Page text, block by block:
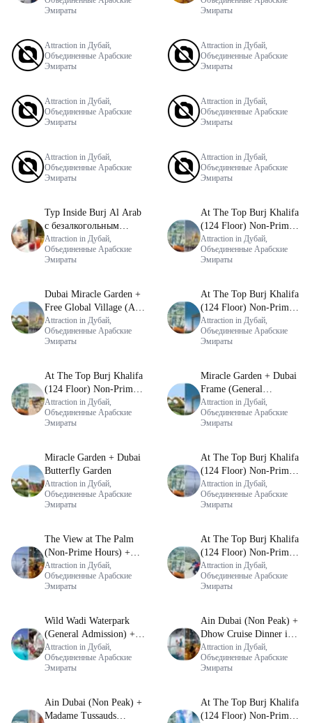
Эмираты
Эмираты
Attraction in Дубай,
Объединенные Арабские
Эмираты
Attraction in Дубай,
Объединенные Арабские
Эмираты
Attraction in Дубай,
Объединенные Арабские
Эмираты
Attraction in Дубай,
Объединенные Арабские
Эмираты
Attraction in Дубай,
Объединенные Арабские
Эмираты
Attraction in Дубай,
Объединенные Арабские
Эмираты
Тур Inside Burj Al Arab
с безалкогольным
напитком
Attraction in Дубай,
Объединенные Арабские
Эмираты
At The Top Burj Khalifa
(124 Floor) Non-Prime
Time + Free Global
Village (Any Day)
Attraction in Дубай,
Объединенные Арабские
Эмираты
Dubai Miracle Garden +
Free Global Village (Any
Day)
Attraction in Дубай,
Объединенные Арабские
Эмираты
At The Top Burj Khalifa
(124 Floor) Non-Prime
Time + Dubai Frame
(General Admission)
Attraction in Дубай,
Объединенные Арабские
Эмираты
At The Top Burj Khalifa
(124 Floor) Non-Prime
Time + Dubai Safari
Bundle
Attraction in Дубай,
Объединенные Арабские
Эмираты
Miracle Garden + Dubai
Frame (General
Admission)
Attraction in Дубай,
Объединенные Арабские
Эмираты
Miracle Garden + Dubai
Butterfly Garden
Attraction in Дубай,
Объединенные Арабские
Эмираты
At The Top Burj Khalifa
(124 Floor) Non-Prime
Time + The View at The
Palm (Non-Prime Hours)
Attraction in Дубай,
Объединенные Арабские
Эмираты
The View at The Palm
(Non-Prime Hours) +
Dhow Cruise Dinner in
Dubai Marina
Attraction in Дубай,
Объединенные Арабские
Эмираты
At The Top Burj Khalifa
(124 Floor) Non-Prime
Time + Ski Dubai Snow
Fun
Attraction in Дубай,
Объединенные Арабские
Эмираты
Wild Wadi Waterpark
(General Admission) +
IMG Worlds of
Adventure
Attraction in Дубай,
Объединенные Арабские
Эмираты
Ain Dubai (Non Peak) +
Dhow Cruise Dinner in
Dubai Marina
Attraction in Дубай,
Объединенные Арабские
Эмираты
Ain Dubai (Non Peak) +
Madame Tussauds
At The Top Burj Khalifa
(124 Floor) Non-Prime